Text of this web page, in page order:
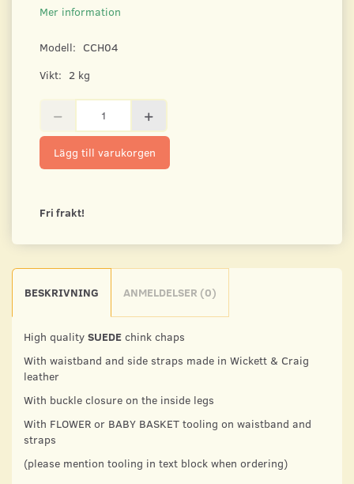
Mer information
Modell: CCH04
Vikt: 2 kg
Lägg till varukorgen
Fri frakt!
BESKRIVNING ANMELDELSER (0)
High quality SUEDE chink chaps
With waistband and side straps made in Wickett & Craig
leather
With buckle closure on the inside legs
With FLOWER or BABY BASKET tooling on waistband and
straps
(please mention tooling in text block when ordering)